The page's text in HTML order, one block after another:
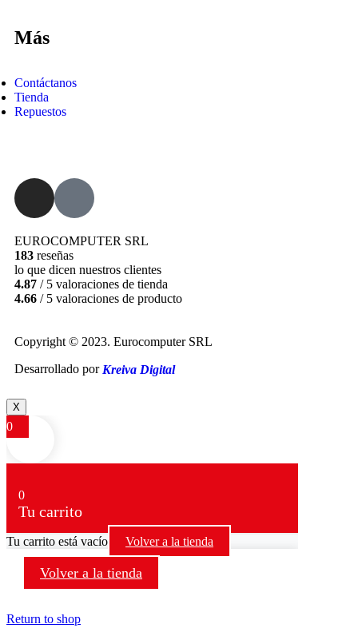
Más
Contáctanos
Tienda
Repuestos
EUROCOMPUTER SRL
183 reseñas
lo que dicen nuestros clientes
4.87 / 5 valoraciones de tienda
4.66 / 5 valoraciones de producto
Copyright © 2023. Eurocomputer SRL
Desarrollado porKreiva Digital
X
0
0
Tu carrito
Tu carrito está vacío Volver a la tienda
Volver a la tienda
Return to shop